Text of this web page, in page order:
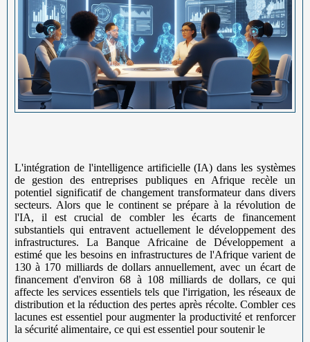
L'intégration de l'intelligence artificielle (IA) dans les systèmes
de gestion des entreprises publiques en Afrique recèle un
potentiel significatif de changement transformateur dans divers
secteurs. Alors que le continent se prépare à la révolution de
l'IA, il est crucial de combler les écarts de financement
substantiels qui entravent actuellement le développement des
infrastructures. La Banque Africaine de Développement a
estimé que les besoins en infrastructures de l'Afrique varient de
130 à 170 milliards de dollars annuellement, avec un écart de
financement d'environ 68 à 108 milliards de dollars, ce qui
affecte les services essentiels tels que l'irrigation, les réseaux de
distribution et la réduction des pertes après récolte. Combler ces
lacunes est essentiel pour augmenter la productivité et renforcer
la sécurité alimentaire, ce qui est essentiel pour soutenir le